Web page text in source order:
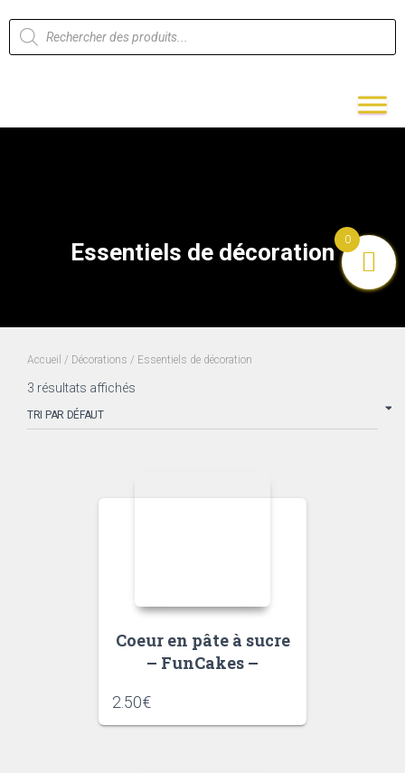
Essentiels de décoration
Accueil / Décorations / Essentiels de décoration
3 résultats affichés
Coeur en pâte à sucre
– FunCakes –
2.50€
0